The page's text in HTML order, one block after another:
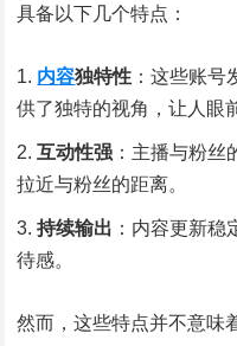
具备以下几个特点：
内容独特性 ：这些账
供了独特的视角，让人眼
互动性强 ：主播与粉丝
拉近与粉丝的距离。
持续输出 ：内容更新
待感。
然而，这些特点并不意味